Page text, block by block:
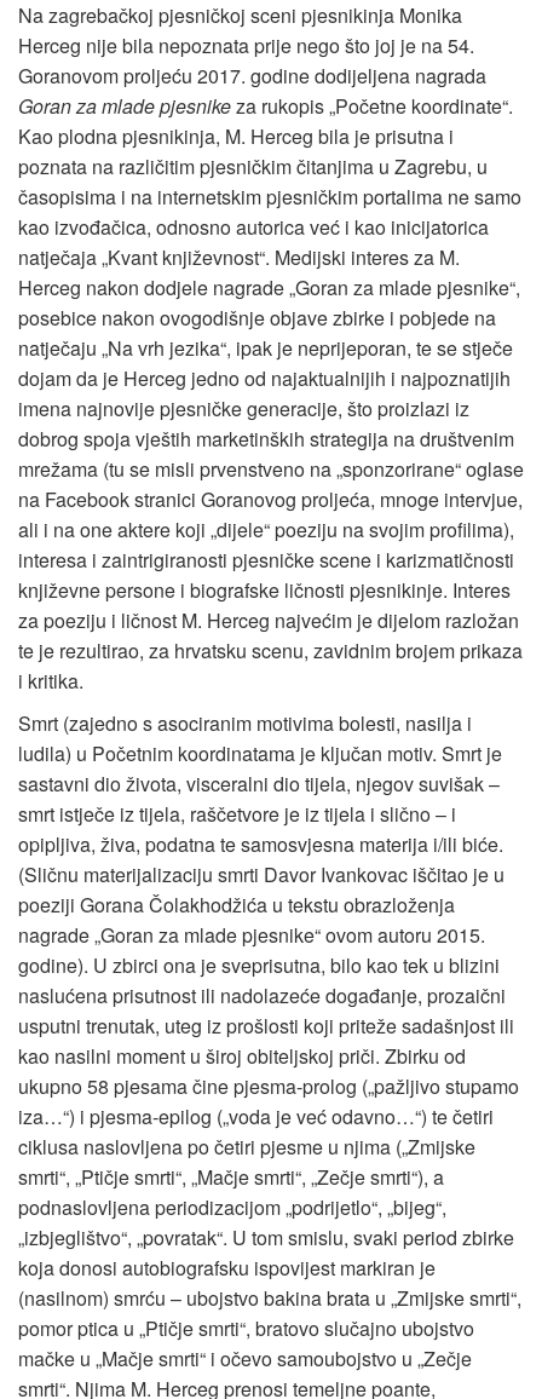
Na zagrebačkoj pjesničkoj sceni pjesnikinja Monika
Herceg nije bila nepoznata prije nego što joj je na 54.
Goranovom proljeću 2017. godine dodijeljena nagrada
Goran za mlade pjesnikeza rukopis „Početne koordinate“.
Kao plodna pjesnikinja, M. Herceg bila je prisutna i
poznata na različitim pjesničkim čitanjima u Zagrebu, u
časopisima i na internetskim pjesničkim portalima ne samo
kao izvođačica, odnosno autorica već i kao inicijatorica
natječaja „Kvant književnost“. Medijski interes za M.
Herceg nakon dodjele nagrade „Goran za mlade pjesnike“,
posebice nakon ovogodišnje objave zbirke i pobjede na
natječaju „Na vrh jezika“, ipak je neprijeporan, te se stječe
dojam da je Herceg jedno od najaktualnijih i najpoznatijih
imena najnovije pjesničke generacije, što proizlazi iz
dobrog spoja vještih marketinških strategija na društvenim
mrežama (tu se misli prvenstveno na „sponzorirane“ oglase
na Facebook stranici Goranovog proljeća, mnoge intervjue,
ali i na one aktere koji „dijele“ poeziju na svojim profilima),
interesa i zaintrigiranosti pjesničke scene i karizmatičnosti
književne persone i biografske ličnosti pjesnikinje. Interes
za poeziju i ličnost M. Herceg najvećim je dijelom razložan
te je rezultirao, za hrvatsku scenu, zavidnim brojem prikaza
i kritika.
Smrt (zajedno s asociranim motivima bolesti, nasilja i
ludila) u Početnim koordinatama je ključan motiv. Smrt je
sastavni dio života, visceralni dio tijela, njegov suvišak –
smrt istječe iz tijela, raščetvore je iz tijela i slično – i
opipljiva, živa, podatna te samosvjesna materija i/ili biće.
(Sličnu materijalizaciju smrti Davor Ivankovac iščitao je u
poeziji Gorana Čolakhodžića u tekstu obrazloženja
nagrade „Goran za mlade pjesnike“ ovom autoru 2015.
godine). U zbirci ona je sveprisutna, bilo kao tek u blizini
naslućena prisutnost ili nadolazeće događanje, prozaični
usputni trenutak, uteg iz prošlosti koji priteže sadašnjost ili
kao nasilni moment u široj obiteljskoj priči. Zbirku od
ukupno 58 pjesama čine pjesma-prolog („pažljivo stupamo
iza…“) i pjesma-epilog („voda je već odavno…“) te četiri
ciklusa naslovljena po četiri pjesme u njima („Zmijske
smrti“, „Ptičje smrti“, „Mačje smrti“, „Zečje smrti“), a
podnaslovljena periodizacijom „podrijetlo“, „bijeg“,
„izbjeglištvo“, „povratak“. U tom smislu, svaki period zbirke
koja donosi autobiografsku ispovijest markiran je
(nasilnom) smrću – ubojstvo bakina brata u „Zmijske smrti“,
pomor ptica u „Ptičje smrti“, bratovo slučajno ubojstvo
mačke u „Mačje smrti“ i očevo samoubojstvo u „Zečje
smrti“. Njima M. Herceg prenosi temeljne poante,